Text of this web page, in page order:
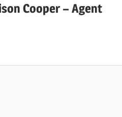
Cooper – Agent